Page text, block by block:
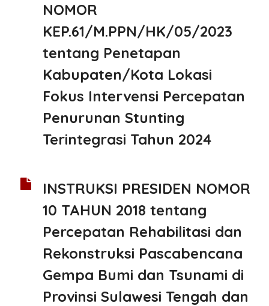
NOMOR
KEP.61/M.PPN/HK/05/2023
tentang Penetapan
Kabupaten/Kota Lokasi
Fokus Intervensi Percepatan
Penurunan Stunting
Terintegrasi Tahun 2024
INSTRUKSI PRESIDEN NOMOR
10 TAHUN 2018 tentang
Percepatan Rehabilitasi dan
Rekonstruksi Pascabencana
Gempa Bumi dan Tsunami di
Provinsi Sulawesi Tengah dan